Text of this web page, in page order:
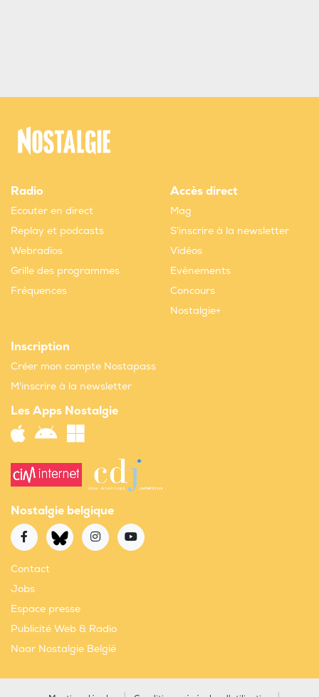
Radio
Ecouter en direct
Replay et podcasts
Webradios
Grille des programmes
Fréquences
Accès direct
Mag
S'inscrire à la newsletter
Vidéos
Evènements
Concours
Nostalgie+
Inscription
Créer mon compte Nostapass
M'inscrire à la newsletter
Les Apps Nostalgie
Nostalgie belgique
Contact
Jobs
Espace presse
Publicité Web & Radio
Naar Nostalgie België